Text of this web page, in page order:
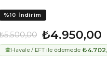
%10 İndirim
₺4.950,00
Havale / EFT ile ödemede